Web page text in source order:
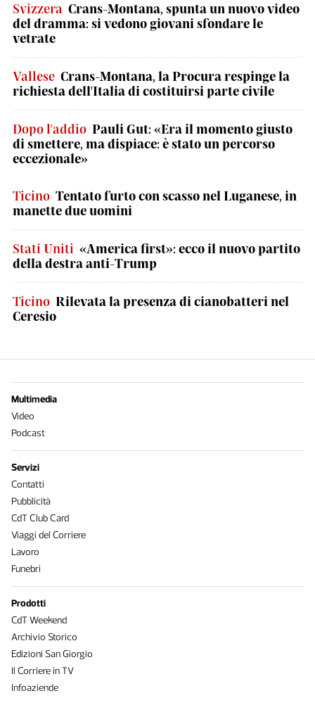
Svizzera Crans-Montana, spunta un nuovo video
del dramma: si vedono giovani sfondare le
vetrate
Vallese Crans-Montana, la Procura respinge la
richiesta dell'Italia di costituirsi parte civile
Dopo l'addio Pauli Gut: «Era il momento giusto
di smettere, ma dispiace: è stato un percorso
eccezionale»
Ticino Tentato furto con scasso nel Luganese, in
manette due uomini
Stati Uniti «America first»: ecco il nuovo partito
della destra anti-Trump
Ticino Rilevata la presenza di cianobatteri nel
Ceresio
Multimedia
Video
Podcast
Servizi
Contatti
Pubblicità
CdT Club Card
Viaggi del Corriere
Lavoro
Funebri
Prodotti
CdT Weekend
Archivio Storico
Edizioni San Giorgio
Il Corriere in TV
Infoaziende